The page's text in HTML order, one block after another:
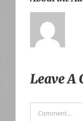
Leave A